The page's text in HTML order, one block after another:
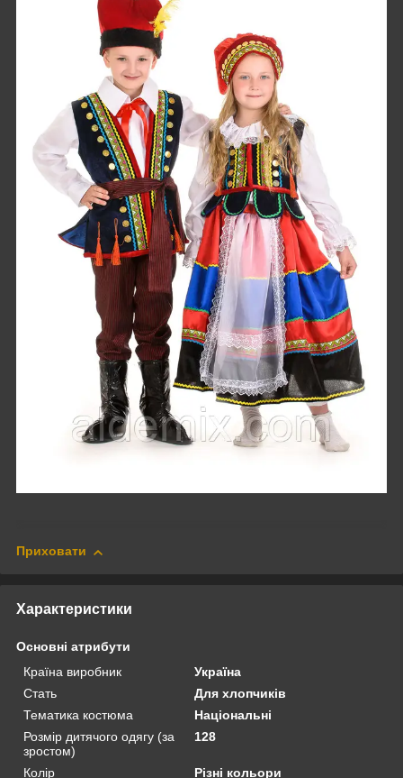
Приховати
Характеристики
Основні атрибути
Країна виробник
Україна
Стать
Для хлопчиків
Тематика костюма
Національні
Розмір дитячого одягу (за
зростом)
128
Колір
Різні кольори